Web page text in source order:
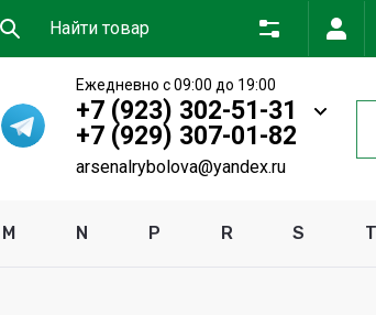
Ежедневно с 09:00 до 19:00
+7 (923) 302-51-31
+7 (929) 307-01-82
arsenalrybolova@yandex.ru
M N P R S T